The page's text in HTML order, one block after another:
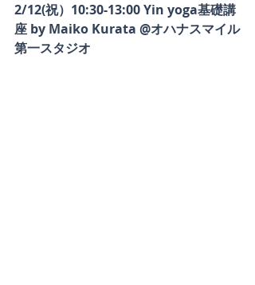
2/12(祝）10:30-13:00 Yin yoga基礎講
座 by Maiko Kurata @オハナスマイル
第一スタジオ